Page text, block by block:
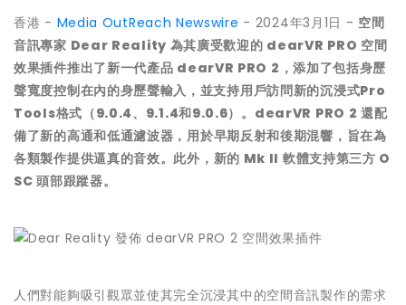
香港 - Media OutReach Newswire - 2024年3月1日 - 空間
音訊專家 Dear Reality 為其廣受歡迎的 dearVR PRO 空間
效果插件推出了新一代產品 dearVR PRO 2 ，添加了包括身歷
聲寬度控制在內的身歷聲輸入，並支持用戶訪問新的沉浸式Pro
Tools格式（9.0.4、9.1.4和9.0.6）。 dearVR PRO 2 還配
備了新的高通和低通濾波器，用於早期反射和後期混響，旨在為
各類製作提供逼真的音效。此外，新的 Mk II 軟體支持第三方 O
SC頭部跟蹤器。
人們對能夠吸引觀眾並使其完全沉浸其中的空間音訊製作的需求